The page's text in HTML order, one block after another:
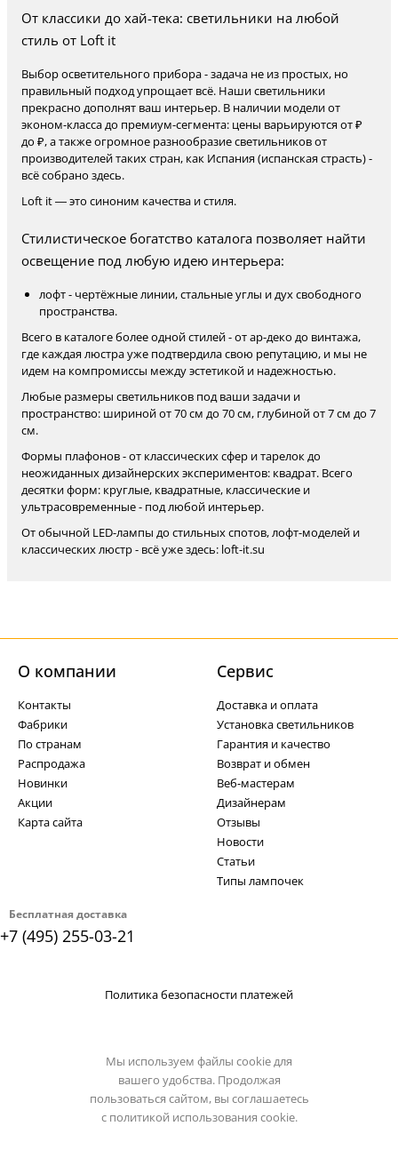
От классики до хай-тека: светильники на любой
стиль от Loft it
Выбор осветительного прибора - задача не из простых, но
правильный подход упрощает всё. Наши светильники
прекрасно дополнят ваш интерьер. В наличии модели от
эконом-класса до премиум-сегмента: цены варьируются от ₽
до ₽, а также огромное разнообразие светильников от
производителей таких стран, как Испания (испанская страсть) -
всё собрано здесь.
Loft it — это синоним качества и стиля.
Стилистическое богатство каталога позволяет найти
освещение под любую идею интерьера:
лофт - чертёжные линии, стальные углы и дух свободного
пространства.
Всего в каталоге более одной стилей - от ар-деко до винтажа,
где каждая люстра уже подтвердила свою репутацию, и мы не
идем на компромиссы между эстетикой и надежностью.
Любые размеры светильников под ваши задачи и
пространство: шириной от 70 см до 70 см, глубиной от 7 см до 7
см.
Формы плафонов - от классических сфер и тарелок до
неожиданных дизайнерских экспериментов: квадрат. Всего
десятки форм: круглые, квадратные, классические и
ультрасовременные - под любой интерьер.
От обычной LED-лампы до стильных спотов, лофт-моделей и
классических люстр - всё уже здесь: loft-it.su
Бесплатная доставка
+7 (495) 255-03-21
О компании
Контакты
Фабрики
По странам
Распродажа
Новинки
Акции
Карта сайта
Cервис
Доставка и оплата
Установка светильников
Гарантия и качество
Возврат и обмен
Веб-мастерам
Дизайнерам
Отзывы
Новости
Статьи
Типы лампочек
Политика безопасности платежей
Мы используем файлы cookie для
вашего удобства. Продолжая
пользоваться сайтом, вы соглашаетесь
с политикой использования cookie.